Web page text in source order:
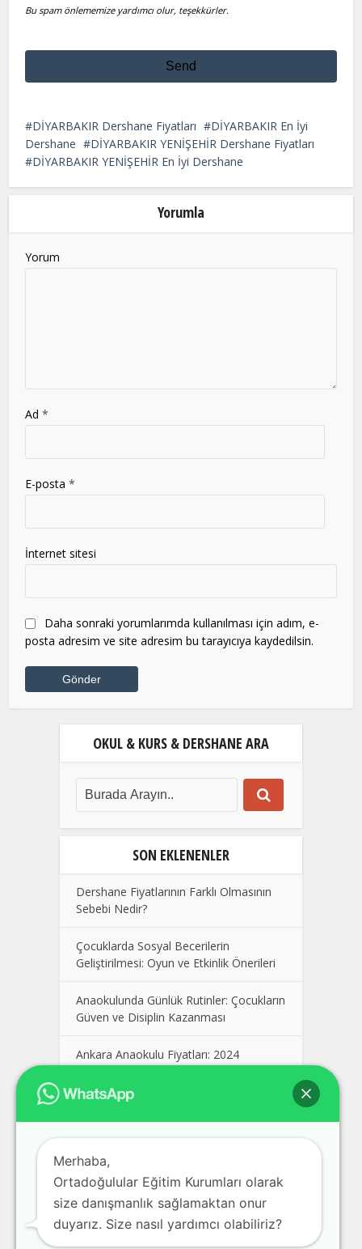
Bu spam önlememize yardımcı olur, teşekkürler.
Send
field
should
be
blank
DİYARBAKIR Dershane Fiyatları
DİYARBAKIR En İyi
Dershane
DİYARBAKIR YENİŞEHİR Dershane Fiyatları
DİYARBAKIR YENİŞEHİR En İyi Dershane
Yorumla
Yorum
Ad*
E-posta*
İnternet sitesi
Daha sonraki yorumlarımda kullanılması için adım, e-
posta adresim ve site adresim bu tarayıcıya kaydedilsin.
OKUL & KURS & DERSHANE ARA
SON EKLENENLER
Dershane Fiyatlarının Farklı Olmasının
Sebebi Nedir?
Çocuklarda Sosyal Becerilerin
Geliştirilmesi: Oyun ve Etkinlik Önerileri
Anaokulunda Günlük Rutinler: Çocukların
Güven ve Disiplin Kazanması
Ankara Anaokulu Fiyatları: 2024
Kolej Seçimi Yaparken Dikkat Edilmesi
Dershaneler, Ankara Polatlı Dershane
Fiyatları
Pursaklar Dershane, En İyi Pursaklar
Dershaneler, Ankara Pursaklar
Merhaba,
Ortadoğulular Eğitim Kurumları olarak
size danışmanlık sağlamaktan onur
duyarız. Size nasıl yardımcı olabiliriz?